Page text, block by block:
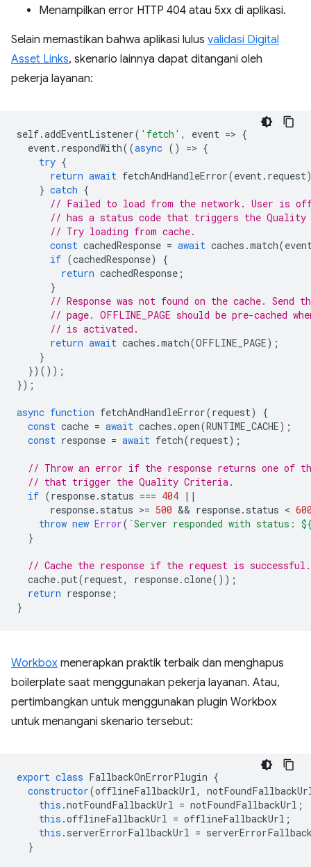
Menampilkan error HTTP 404 atau 5xx di aplikasi.
Selain memastikan bahwa aplikasi lulus validasi Digital
Asset Links, skenario lainnya dapat ditangani oleh
pekerja layanan:
self.addEventListener( 'fetch' , event => {
event. respondWith((async () => {
try {
return await fetchAndHandleError(event. request
} catch {
// Failed to load from the network. User is
// has a status code that triggers the
// Try loading from cache.
const cachedResponse = await caches .match(
if (cachedResponse)
{
return cachedResponse ;
}
// Response was not found on the cache.
// page. OFFLINE_PAGE should be pre-cached
// is activated.
return await caches .match(OFFLINE_PAGE);
}
})());
});
async function fetchAndHandleError(request)
{
const cache = await caches .open(RUNTIME_CACHE);
const response = await fetch(request);
// Throw an error if the response returns one of
// that trigger the Quality Criteria.
if (response. status === 404 ||
response. status >= 500 && response. status <
throw new Error( `Server responded with status:
}
// Cache the response if the request is successful.
cache.put(request, response.clone());
return response ;
}
Workbox menerapkan praktik terbaik dan menghapus
boilerplate saat menggunakan pekerja layanan. Atau,
pertimbangkan untuk menggunakan plugin Workbox
untuk menangani skenario tersebut:
export class FallbackOnErrorPlugin {
constructor(offlineFallbackUrl,
this .notFoundFallbackUrl = notFoundFallbackUrl ;
this .offlineFallbackUrl = offlineFallbackUrl ;
this . serverErrorFallbackUrl =
}